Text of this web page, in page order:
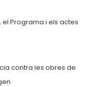
Programa i els actes
contra les obres de